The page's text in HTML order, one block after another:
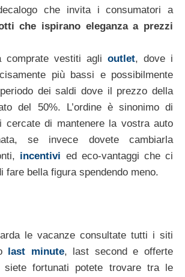
che invita i consumatori a
che ispirano eleganza a prezzi
comprate vestiti agli outlet, dove i
più bassi e possibilmente
dei saldi dove il prezzo della
del 50%. L’ordine è sinonimo di
cercate di mantenere la vostra auto
se invece dovete cambiarla
incentivi ed eco-vantaggi che ci
fare bella figura spendendo meno.
le vacanze consultate tutti i siti
last minute, last second e offerte
fortunati potete trovare tra le